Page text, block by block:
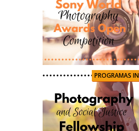
PROGRAMAS